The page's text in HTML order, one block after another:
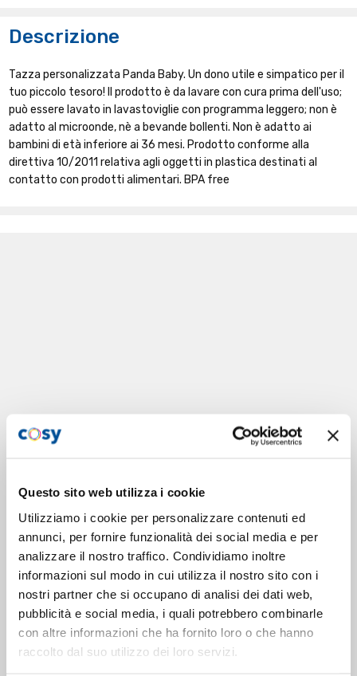
Questo sito web utilizza i cookie
Utilizziamo i cookie per personalizzare contenuti ed
annunci, per fornire funzionalità dei social media e per
analizzare il nostro traffico. Condividiamo inoltre
informazioni sul modo in cui utilizza il nostro sito con i
nostri partner che si occupano di analisi dei dati web,
pubblicità e social media, i quali potrebbero combinarle
con altre informazioni che ha fornito loro o che hanno
raccolto dal suo utilizzo dei loro servizi.
Descrizione
Tazza personalizzata Panda Baby. Un dono utile e simpatico per il
tuo piccolo tesoro! Il prodotto è da lavare con cura prima dell'uso;
può essere lavato in lavastoviglie con programma leggero; non è
adatto al microonde, nè a bevande bollenti. Non è adatto ai
bambini di età inferiore ai 36 mesi. Prodotto conforme alla
direttiva 10/2011 relativa agli oggetti in plastica destinati al
contatto con prodotti alimentari. BPA free